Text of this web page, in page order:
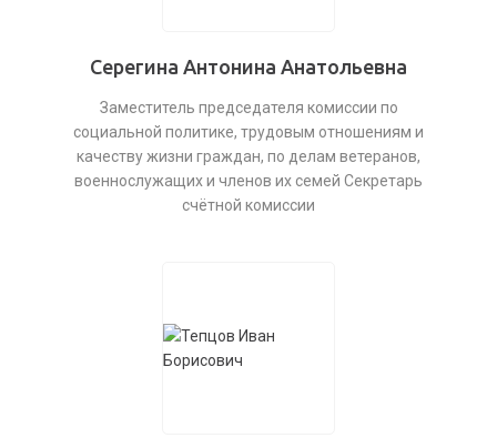
Серегина Антонина Анатольевна
Заместитель председателя комиссии по
социальной политике, трудовым отношениям и
качеству жизни граждан, по делам ветеранов,
военнослужащих и членов их семей Секретарь
счётной комиссии